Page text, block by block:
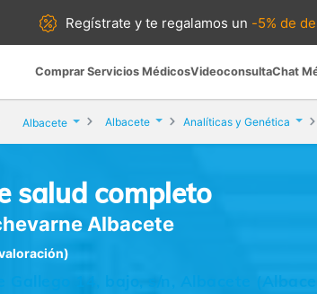
Regístrate yte regalamos un -5% de
Comprar Servicios MédicosVideoconsultaChat
Albacete Albacete Analíticas y Genética
salud completo
Albacete
Gallego 14, bajo, s/n, Albacete